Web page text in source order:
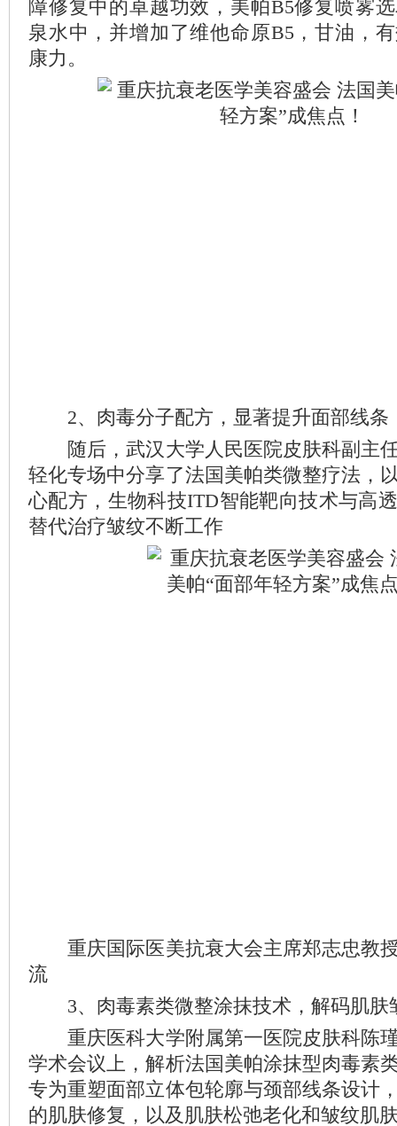
障修复中的卓越功效，美帕B5修复喷雾
泉水中，并增加了维他命原B5，甘油，
康力。
2、肉毒分子配方，显著提升面部线条
随后，武汉大学人民医院皮肤科副主
轻化专场中分享了法国美帕类微整疗法，
心配方，生物科技ITD智能靶向技术与高
替代治疗皱纹不断工作
重庆国际医美抗衰大会主席郑志忠教
流
3、肉毒素类微整涂抹技术，解码肌肤
重庆医科大学附属第一医院皮肤科陈
学术会议上，解析法国美帕涂抹型肉毒素
专为重塑面部立体包轮廓与颈部线条设计
的肌肤修复，以及肌肤松弛老化和皱纹肌